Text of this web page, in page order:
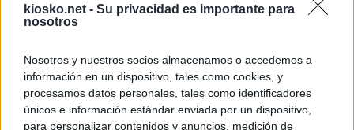
kiosko.net - Su privacidad es importante para
nosotros
Nosotros y nuestros socios almacenamos o accedemos a
información en un dispositivo, tales como cookies, y
procesamos datos personales, tales como identificadores
únicos e información estándar enviada por un dispositivo,
para personalizar contenidos y anuncios, medición de